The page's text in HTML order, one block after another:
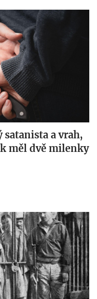
satanista a vrah,
měl dvě milenky